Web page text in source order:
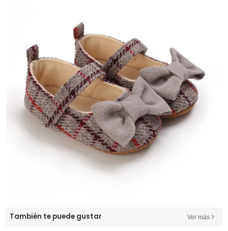
También te puede gustar Ver más